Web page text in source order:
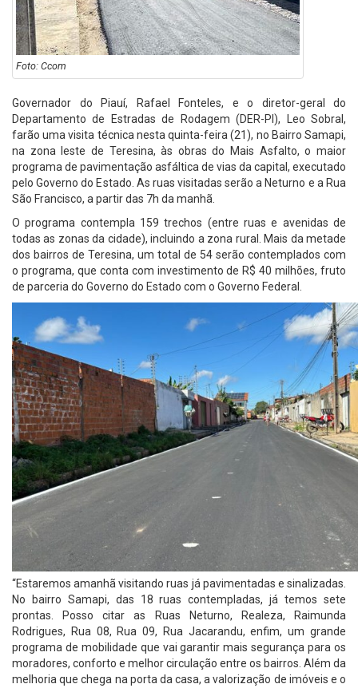
Foto: Ccom
Governador do Piauí, Rafael Fonteles, e o diretor-geral do
Departamento de Estradas de Rodagem (DER-PI), Leo Sobral,
farão uma visita técnica nesta quinta-feira (21), no Bairro Samapi,
na zona leste de Teresina, às obras do Mais Asfalto, o maior
programa de pavimentação asfáltica de vias da capital, executado
pelo Governo do Estado. As ruas visitadas serão a Neturno e a Rua
São Francisco, a partir das 7h da manhã.
O programa contempla 159 trechos (entre ruas e avenidas de
todas as zonas da cidade), incluindo a zona rural. Mais da metade
dos bairros de Teresina, um total de 54 serão contemplados com
o programa, que conta com investimento de R$ 40 milhões, fruto
de parceria do Governo do Estado com o Governo Federal.
“Estaremos amanhã visitando ruas já pavimentadas e sinalizadas.
No bairro Samapi, das 18 ruas contempladas, já temos sete
prontas. Posso citar as Ruas Neturno, Realeza, Raimunda
Rodrigues, Rua 08, Rua 09, Rua Jacarandu, enfim, um grande
programa de mobilidade que vai garantir mais segurança para os
moradores, conforto e melhor circulação entre os bairros. Além da
melhoria que chega na porta da casa, a valorização de imóveis e o